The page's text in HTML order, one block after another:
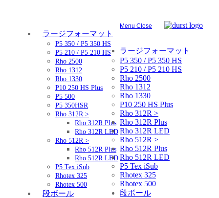
ラージフォーマット
P5 350 / P5 350 HS
P5 210 / P5 210 HS
Rho 2500
Rho 1312
Rho 1330
P10 250 HS Plus
P5 500
P5 350HSR
Rho 312R >
Rho 312R Plus
Rho 312R LED
Rho 512R >
Rho 512R Plus
Rho 512R LED
P5 Tex iSub
Rhotex 325
Rhotex 500
段ボール
Menu Close
ラージフォーマット
P5 350 / P5 350 HS
P5 210 / P5 210 HS
Rho 2500
Rho 1312
Rho 1330
P10 250 HS Plus
Rho 312R >
Rho 312R Plus
Rho 312R LED
Rho 512R >
Rho 512R Plus
Rho 512R LED
P5 Tex iSub
Rhotex 325
Rhotex 500
段ボール